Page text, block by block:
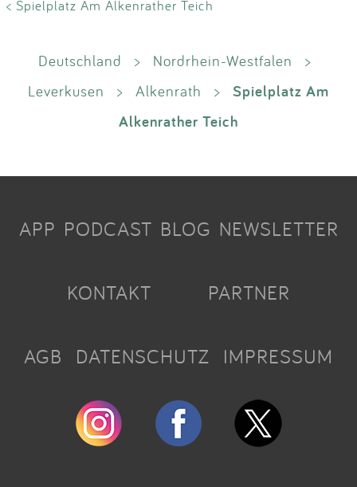
< Spielplatz Am Alkenrather Teich
Deutschland > Nordrhein-Westfalen
>
Leverkusen
> Alkenrath >
Spielplatz Am
Alkenrather Teich
APP PODCAST BLOG NEWSLETTER
KONTAKT PARTNER
AGB DATENSCHUTZ IMPRESSUM